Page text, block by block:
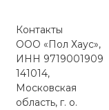
Контакты
ООО «Пол Хаус»,
ИНН 9719001909
141014,
Московская
область, г. о.